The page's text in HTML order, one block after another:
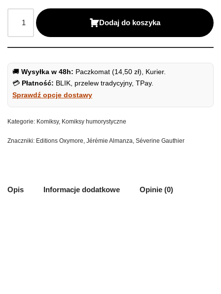
Dodaj do koszyka
🚚 Wysyłka w 48h: Paczkomat (14,50 zł), Kurier.
💳 Płatność: BLIK, przelew tradycyjny, TPay.
Sprawdź opcje dostawy
Kategorie: Komiksy, Komiksy humorystyczne
Znaczniki: Editions Oxymore, Jérémie Almanza, Séverine Gauthier
Opis Informacje dodatkowe Opinie (0)